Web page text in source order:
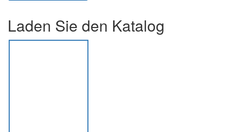
Laden Sie den Katalog